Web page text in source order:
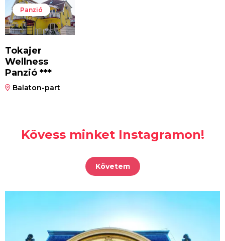
Panzió
Tokajer
Wellness
Panzió ***
Balaton-part
Kövess minket Instagramon!
Követem